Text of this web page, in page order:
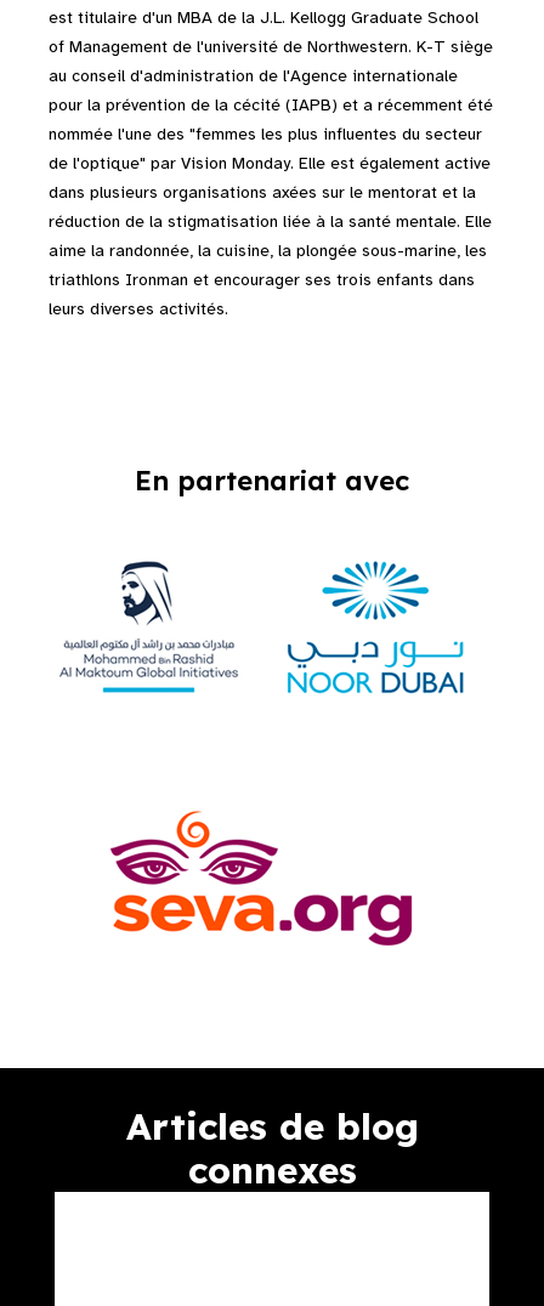
est titulaire d'un MBA de la J.L. Kellogg Graduate School
of Management de l'université de Northwestern. K-T siège
au conseil d'administration de l'Agence internationale
pour la prévention de la cécité (IAPB) et a récemment été
nommée l'une des "femmes les plus influentes du secteur
de l'optique" par Vision Monday. Elle est également active
dans plusieurs organisations axées sur le mentorat et la
réduction de la stigmatisation liée à la santé mentale. Elle
aime la randonnée, la cuisine, la plongée sous-marine, les
triathlons Ironman et encourager ses trois enfants dans
leurs diverses activités.
En partenariat avec
Articles de blog
connexes